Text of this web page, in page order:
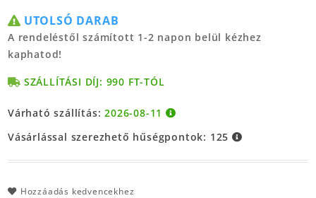
UTOLSÓ DARAB
A rendeléstől számított 1-2 napon belül kézhez
kaphatod!
SZÁLLÍTÁSI DÍJ: 990 FT-TÓL
Várható szállítás:2026-08-11
Vásárlással szerezhető hűségpontok: 125
Hozzáadás kedvencekhez